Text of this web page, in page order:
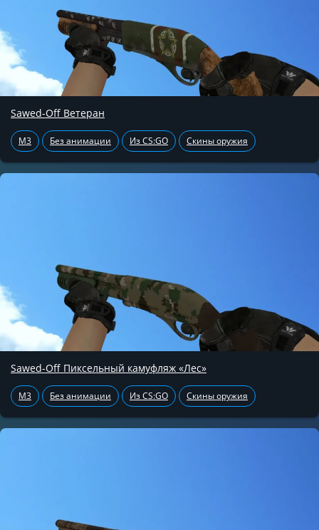
Sawed-Off Ветеран
M3 Без анимации Из CS:GO Скины оружия
Sawed-Off Пиксельный камуфляж «Лес»
M3 Без анимации Из CS:GO Скины оружия